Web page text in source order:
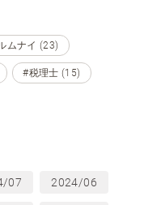
ムナイ (23)
#税理士 (15)
07 2024/06